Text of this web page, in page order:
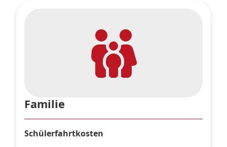
Familie
Schülerfahrtkosten